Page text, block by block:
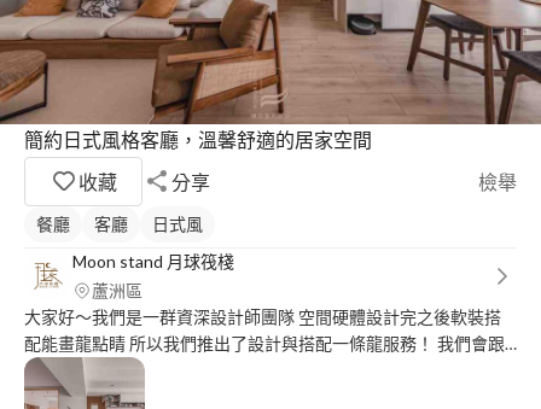
簡約日式風格客廳，溫馨舒適的居家空間
收藏
分享 檢舉
餐廳 客廳
日式風
Moon stand 月球筏棧
蘆洲區
大家好～我們是一群資深設計師團隊 空間硬體設計完之後軟裝搭
配能畫龍點睛 所以我們推出了設計與搭配一條龍服務！ 我們會跟
屋主先溝通喜歡的風格 原木風/奶油風/日式侘寂風/無印風/北歐風/
輕奢風等等 Moon stand 三大服務項目 室內設計： ✔️預售屋客變